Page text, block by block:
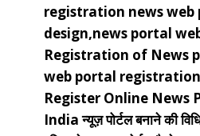
registration news
design,news portal
Registration of News
web portal
Register Online News
India न्यूज़ पोर्टल बनाने की